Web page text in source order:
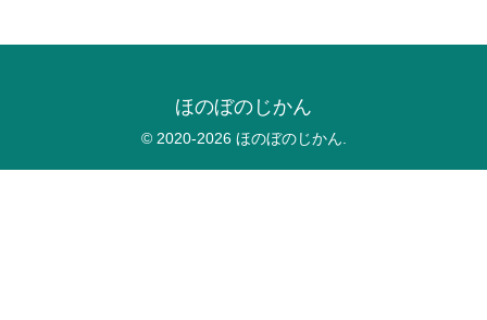
ほのぼのじかん
© 2020-2026 ほのぼのじかん.